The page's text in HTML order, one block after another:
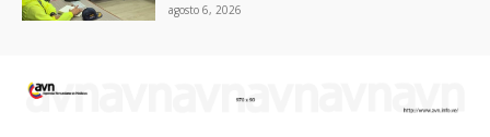
agosto 6, 2026